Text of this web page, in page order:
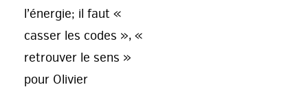
l’énergie; il faut «
casser les codes », «
retrouver le sens »
pour Olivier